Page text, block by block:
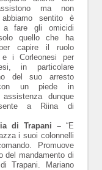
ma non
sentito è
a fare gli omicidi
quello che ha
capire il ruolo
i Corleonesi per
in particolare
del suo arresto
un piede in
dunque
a Riina di
di Trapani –“E
i suoi colonnelli
Promuove
del mandamento di
Trapani. Mariano